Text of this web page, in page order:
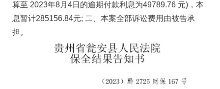
算至 2023年8月4日的逾期付款利息为49789.76 元)，本
息暂计285156.84元; 二、本案全部诉讼费用由被告承
担。